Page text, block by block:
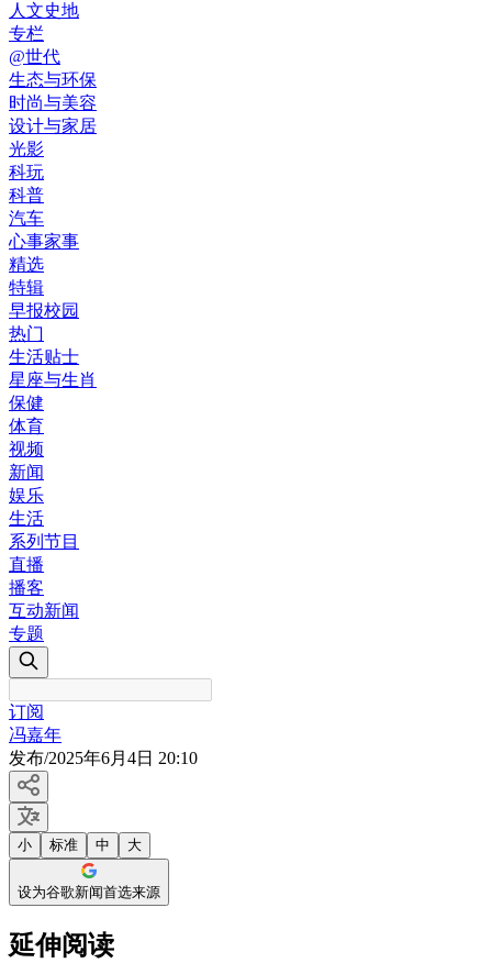
人文史地
专栏
@世代
生态与环保
时尚与美容
设计与家居
光影
科玩
科普
汽车
心事家事
精选
特辑
早报校园
热门
生活贴士
星座与生肖
保健
体育
视频
新闻
娱乐
生活
系列节目
直播
播客
互动新闻
专题
订阅
冯嘉年
发布/2025年6月4日 20:10
小 标准 中 大
设为谷歌新闻首选来源
延伸阅读